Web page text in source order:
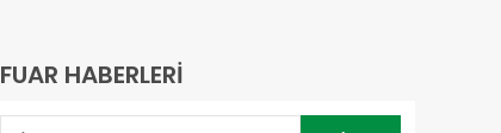
FUAR HABERLERI